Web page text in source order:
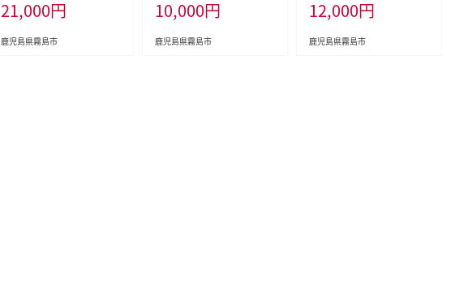
(計5kg)【肉の豊楽】霧島市
肉 豚肉 切り落とし 小分け
真空パック 切落し
21,000円
鹿児島県霧島市
ォーター 温泉水 シリカ シリ
カ水 ミネラル成分 飲料水 5
00
10,000円
鹿児島県霧島市
霧島市 和菓子 お菓子 おや
つ みたらし 餡 あん 茶菓子
家族団らん お茶の時間 お土
12,000円
鹿児島県霧島市